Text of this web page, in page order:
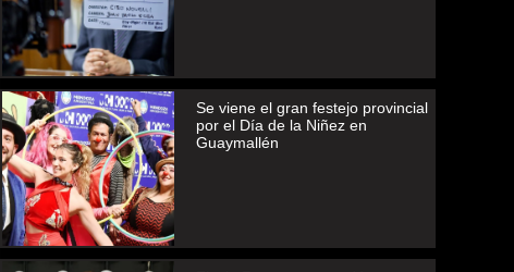
Se viene el gran festejo provincial
por el Día de la Niñez en
Guaymallén